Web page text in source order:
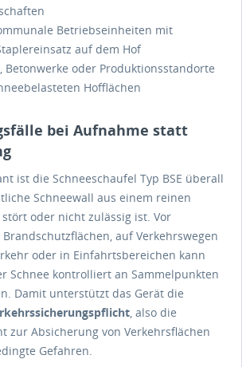
Betriebseinheiten mit
auf dem Hof
Betonwerke oder Produktionsstandorte
Hofflächen
bei Aufnahme statt
ist die Schneeschaufel Typ BSE überall
Schneewall aus einem reinen
oder nicht zulässig ist. Vor
auf Verkehrswegen
oder in Einfahrtsbereichen kann
Schnee kontrolliert an Sammelpunkten
Damit unterstützt das Gerät die
, also die
zur Absicherung von Verkehrsflächen
Gefahren.